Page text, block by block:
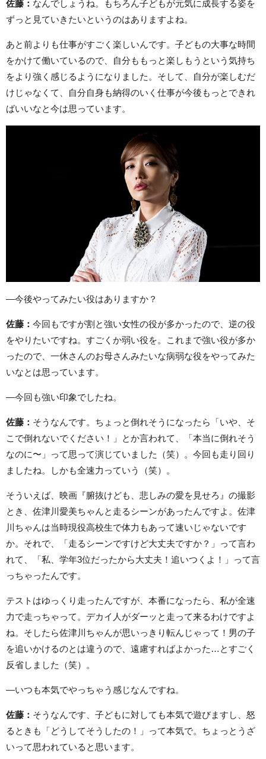
佐藤： なんでしょうね。もちろん子どもが元気に成長する姿を
ずっと見ていきたいというのはありますよね。
あと前よりも仕事がすごく楽しいんです。子どもの大事な時間
をかけて働いているので、自分ももっと楽しもうという気持ち
をより強く感じるようになりました。そして、自分が楽しむだ
けじゃなくて、自分自身も納得のいく仕事が今後もっとできれ
ばいいなと今は思っています。
—今後やってみたい役はありますか？
佐藤： 今回もですが割と強い女性の役が多かったので、逆の役
をやりたいですね。すごくか弱い役を。これまで強い役が多か
ったので、一休さんのお母さんみたいな病弱な役をやってみた
いなとは思っています。
—今回も強い印象でしたね。
佐藤： そうなんです。ちょっと倒れそうになったら「いや、そ
こで倒れないでください！」とか言われて、「本当に倒れそう
なのに〜」って思って演じていました（笑）。今回も走り回り
ましたね。しかも全速力っていう（笑）。
そういえば、映画『腑抜けども、悲しみの愛を見せろ』の撮影
とき、佐津川愛美ちゃんと走るシーンがあったんですよ。佐津
川ちゃんは当時現役高校生で体力もあって速いじゃないです
か。それで、「走るシーンですけど大丈夫ですか？」って言わ
れて、「私、学年3位だったから大丈夫！追いつくよ！」って言
っちゃったんです。
テストはゆっくり走ったんですが、本番になったら、私が全速
力で走っちゃって。デカイ人がダーッと走って来るわけですよ
ね。そしたら佐津川ちゃんが思いっきり転んじゃって！男の子
を追いかけるのとは違うので、遠慮すればよかった…とすごく
反省しました（笑）。
—いつも本気でやっちゃう感じなんですね。
佐藤： そうなんです、子どもに対しても本気で遊びますし、怒
るときも「どうしてそうしたの！」って本気で。ちょっとうざ
いって思われていると思います。